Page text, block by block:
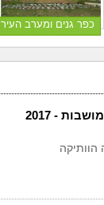
כפר גנים ומערב העיר
- 2017